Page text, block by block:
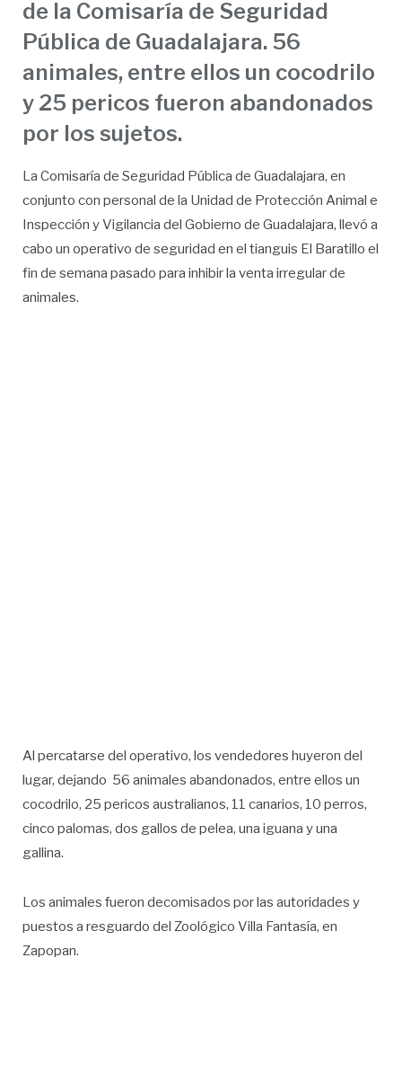
de la Comisaría de Seguridad
Pública de Guadalajara. 56
animales, entre ellos un cocodrilo
y 25 pericos fueron abandonados
por los sujetos.
La Comisaría de Seguridad Pública de Guadalajara, en
conjunto con personal de la Unidad de Protección Animal e
Inspección y Vigilancia del Gobierno de Guadalajara, llevó a
cabo un operativo de seguridad en el tianguis El Baratillo el
fin de semana pasado para inhibir la venta irregular de
animales.
Al percatarse del operativo, los vendedores huyeron del
lugar, dejando 56 animales abandonados, entre ellos un
cocodrilo, 25 pericos australianos, 11 canarios, 10 perros,
cinco palomas, dos gallos de pelea, una iguana y una
gallina.
Los animales fueron decomisados por las autoridades y
puestos a resguardo del Zoológico Villa Fantasía, en
Zapopan.